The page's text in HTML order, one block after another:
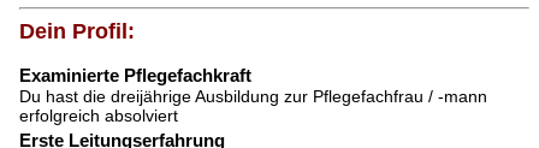
Dein Profil:
Examinierte Pflegefachkraft
Du hast die dreijährige Ausbildung zur Pflegefachfrau / -mann
erfolgreich absolviert
Erste Leitungserfahrung